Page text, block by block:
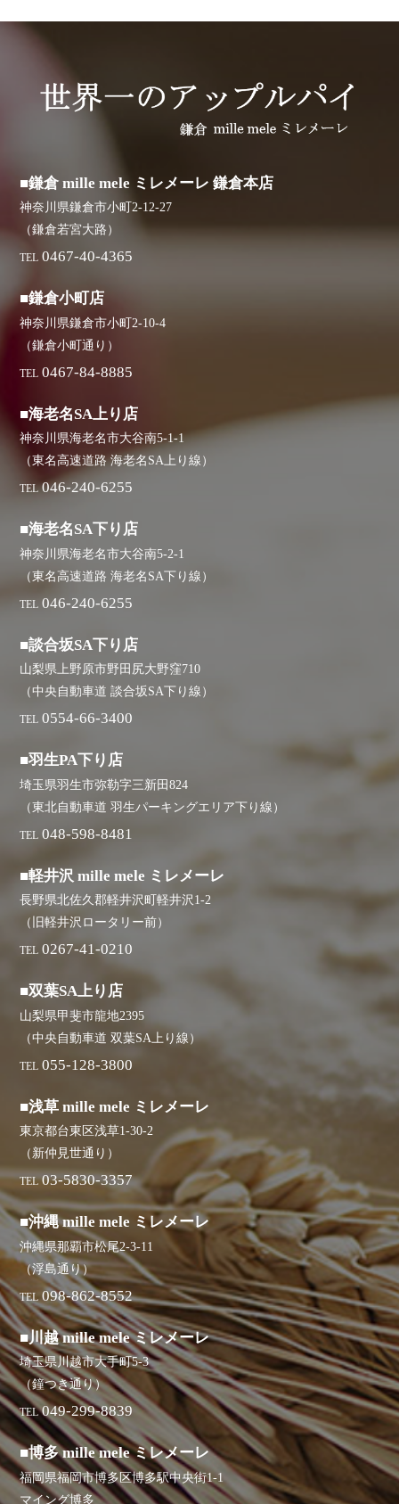
■鎌倉 mille mele ミレメーレ 鎌倉本店
神奈川県鎌倉市小町2-12-27
（鎌倉若宮大路）
TEL 0467-40-4365
■鎌倉小町店
神奈川県鎌倉市小町2-10-4
（鎌倉小町通り）
TEL 0467-84-8885
■海老名SA上り店
神奈川県海老名市大谷南5-1-1
（東名高速道路 海老名SA上り線）
TEL 046-240-6255
■海老名SA下り店
神奈川県海老名市大谷南5-2-1
（東名高速道路 海老名SA下り線）
TEL 046-240-6255
■談合坂SA下り店
山梨県上野原市野田尻大野窪710
（中央自動車道 談合坂SA下り線）
TEL 0554-66-3400
■羽生PA下り店
埼玉県羽生市弥勒字三新田824
（東北自動車道 羽生パーキングエリア下り線）
TEL 048-598-8481
■軽井沢 mille mele ミレメーレ
長野県北佐久郡軽井沢町軽井沢1-2
（旧軽井沢ロータリー前）
TEL 0267-41-0210
■双葉SA上り店
山梨県甲斐市龍地2395
（中央自動車道 双葉SA上り線）
TEL 055-128-3800
■浅草 mille mele ミレメーレ
東京都台東区浅草1-30-2
（新仲見世通り）
TEL 03-5830-3357
■沖縄 mille mele ミレメーレ
沖縄県那覇市松尾2-3-11
（浮島通り）
TEL 098-862-8552
■川越 mille mele ミレメーレ
埼玉県川越市大手町5-3
（鐘つき通り）
TEL 049-299-8839
■博多 mille mele ミレメーレ
福岡県福岡市博多区博多駅中央街1-1
マイング博多